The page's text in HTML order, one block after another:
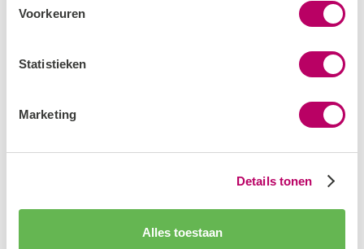
Voorkeuren
Statistieken
Marketing
Details tonen
Alles toestaan